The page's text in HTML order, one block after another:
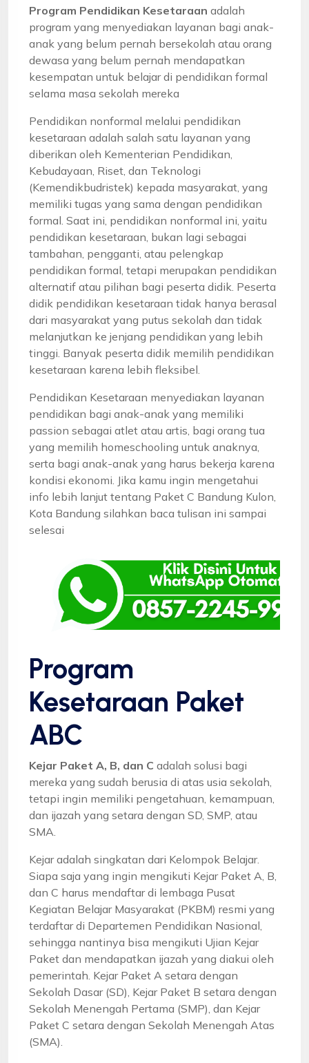
Program Pendidikan Kesetaraan adalah
program yang menyediakan layanan bagi anak-
anak yang belum pernah bersekolah atau orang
dewasa yang belum pernah mendapatkan
kesempatan untuk belajar di pendidikan formal
selama masa sekolah mereka
Pendidikan nonformal melalui pendidikan
kesetaraan adalah salah satu layanan yang
diberikan oleh Kementerian Pendidikan,
Kebudayaan, Riset, dan Teknologi
(Kemendikbudristek) kepada masyarakat, yang
memiliki tugas yang sama dengan pendidikan
formal. Saat ini, pendidikan nonformal ini, yaitu
pendidikan kesetaraan, bukan lagi sebagai
tambahan, pengganti, atau pelengkap
pendidikan formal, tetapi merupakan pendidikan
alternatif atau pilihan bagi peserta didik. Peserta
didik pendidikan kesetaraan tidak hanya berasal
dari masyarakat yang putus sekolah dan tidak
melanjutkan ke jenjang pendidikan yang lebih
tinggi. Banyak peserta didik memilih pendidikan
kesetaraan karena lebih fleksibel.
Pendidikan Kesetaraan menyediakan layanan
pendidikan bagi anak-anak yang memiliki
passion sebagai atlet atau artis, bagi orang tua
yang memilih homeschooling untuk anaknya,
serta bagi anak-anak yang harus bekerja karena
kondisi ekonomi. Jika kamu ingin mengetahui
info lebih lanjut tentang Paket C Bandung Kulon,
Kota Bandung silahkan baca tulisan ini sampai
selesai
Program
Kesetaraan Paket
ABC
Kejar Paket A, B, dan C adalah solusi bagi
mereka yang sudah berusia di atas usia sekolah,
tetapi ingin memiliki pengetahuan, kemampuan,
dan ijazah yang setara dengan SD, SMP, atau
SMA.
Kejar adalah singkatan dari Kelompok Belajar.
Siapa saja yang ingin mengikuti Kejar Paket A, B,
dan C harus mendaftar di lembaga Pusat
Kegiatan Belajar Masyarakat (PKBM) resmi yang
terdaftar di Departemen Pendidikan Nasional,
sehingga nantinya bisa mengikuti Ujian Kejar
Paket dan mendapatkan ijazah yang diakui oleh
pemerintah. Kejar Paket A setara dengan
Sekolah Dasar (SD), Kejar Paket B setara dengan
Sekolah Menengah Pertama (SMP), dan Kejar
Paket C setara dengan Sekolah Menengah Atas
(SMA).